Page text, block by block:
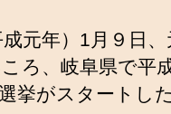
元年）1月９日
ろ、岐阜県で平
挙がスタートした